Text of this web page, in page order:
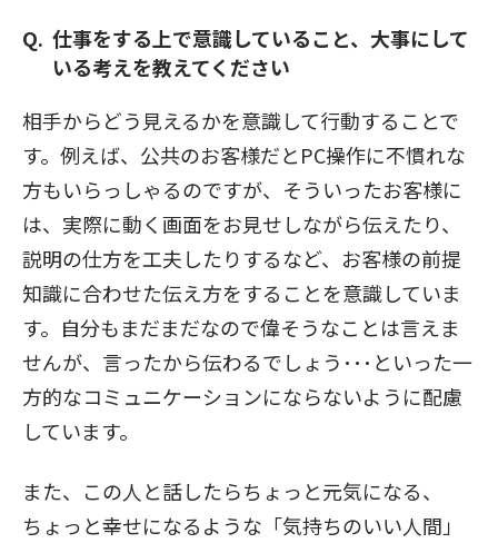
仕事をする上で意識していること、大事にして
いる考えを教えてください
相手からどう見えるかを意識して行動することで
す。例えば、公共のお客様だとPC操作に不慣れな
方もいらっしゃるのですが、そういったお客様に
は、実際に動く画面をお見せしながら伝えたり、
説明の仕方を工夫したりするなど、お客様の前提
知識に合わせた伝え方をすることを意識していま
す。自分もまだまだなので偉そうなことは言えま
せんが、言ったから伝わるでしょう･･･といった一
方的なコミュニケーションにならないように配慮
しています。
また、この人と話したらちょっと元気になる、
ちょっと幸せになるような「気持ちのいい人間」